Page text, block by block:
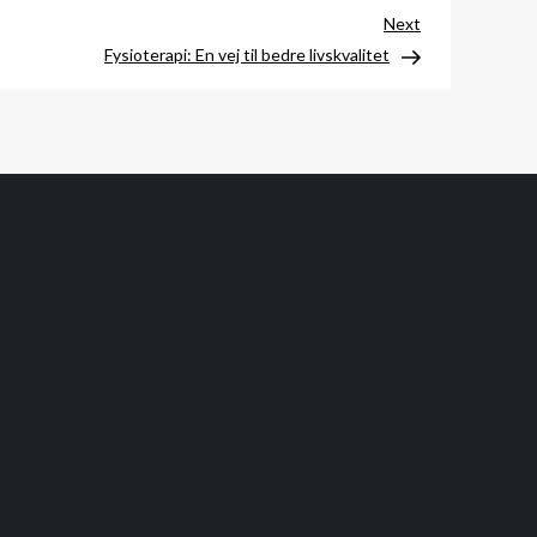
Post
Next
Fysioterapi: En vej til bedre livskvalitet